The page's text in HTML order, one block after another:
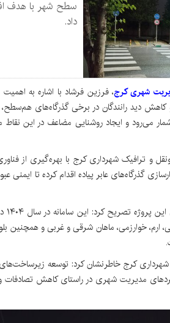
سطح شهر با هدف
داد.
شهری کرج، فرزین فرشاد با اشاره به
کاهش دید رانندگان در برخی گذرگاه‌های
شمار می‌رود و ایجاد روشنایی مضاعف در این
و ترافیک شهرداری کرج با بهره‌گیری از
گذرگاه‌های عابر پیاده اقدام کرده تا
ارم، خوارزمی، ماهان شرقی و غربی و همچنین
کرج خاطرنشان کرد: توسعه زیرساخت‌های
مدیریت شهری در راستای کاهش تصادفات